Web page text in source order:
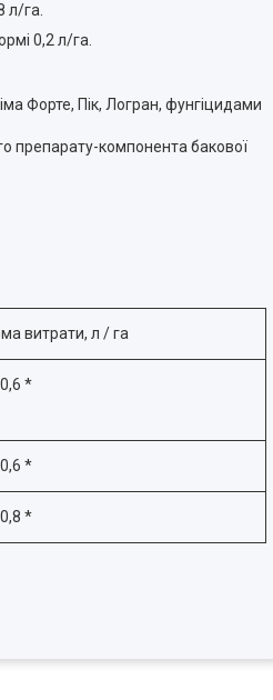
л/га.
0,2 л/га.
Форте, Пік, Логран, фунгіцидами
препарату-компонента бакової
витрати, л / га
*
*
*